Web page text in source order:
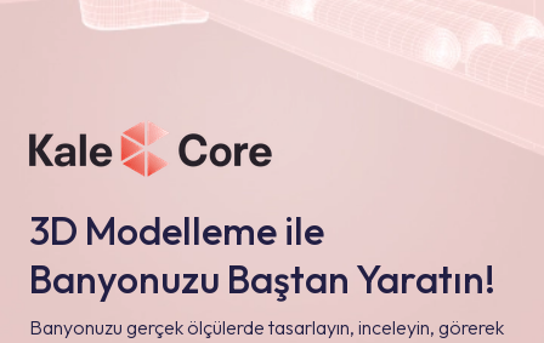
3D Modelleme ile
Banyonuzu Baştan Yaratın!
Banyonuzu gerçek ölçülerde tasarlayın, inceleyin, görerek